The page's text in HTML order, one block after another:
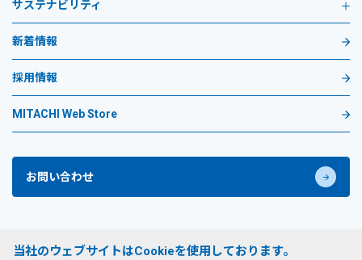
サステナビリティ
新着情報
採用情報
MITACHI Web Store
お問い合わせ
当社のウェブサイトはCookieを使用しております。